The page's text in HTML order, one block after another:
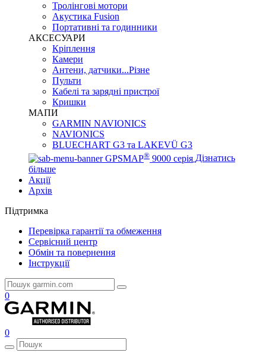
Тролінгові мотори
Акустика Fusion
Портативні та годинники
АКСЕСУАРИ
Кріплення
Камери
Антени, датчики...Різне
Пульти
Кабелі та зарядні пристрої
Кришки
МАПИ
GARMIN NAVIONICS
NAVIONICS
BLUECHART G3 та LAKEVÜ G3
GPSMAP® 9000 серія Дізнатись
більше
Акції
Архів
Підтримка
Перевірка гарантії та обмеження
Сервісний центр
Обмін та повернення
Інструкції
0
0